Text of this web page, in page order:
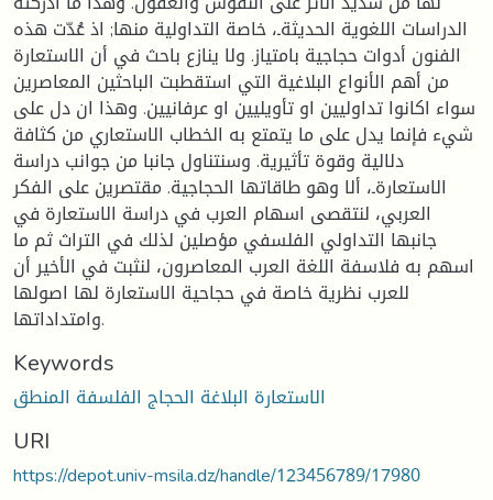
الدراسات اللغوية الحديثةـ، خاصة التداولية منها; اذ عُدّت هذه
الفنون أدوات حجاجية بامتياز. ولا ينازع باحث في أن الاستعارة
من أهم الأنواع البلاغية التي استقطبت الباحثين المعاصرين
سواء اكانوا تداوليين او تأويليين او عرفانيين. وهذا ان دل على
شيء فإنما يدل على ما يتمتع به الخطاب الاستعاري من كثافة
دلالية وقوة تأثيرية. وسنتناول جانبا من جوانب دراسة
الاستعارةـ، ألا وهو طاقاتها الحجاجية. مقتصرين على الفكر
العربي، لنتقصى اسهام العرب في دراسة الاستعارة في
جانبها التداولي الفلسفي مؤصلين لذلك في التراث ثم ما
اسهم به فلاسفة اللغة العرب المعاصرون، لنثبت في الأخير أن
للعرب نظرية خاصة في حجاحية الاستعارة لها اصولها
وامتداداتها.
Keywords
الاستعارة البلاغة الحجاج الفلسفة المنطق
URI
https://depot.univ-msila.dz/handle/123456789/17980